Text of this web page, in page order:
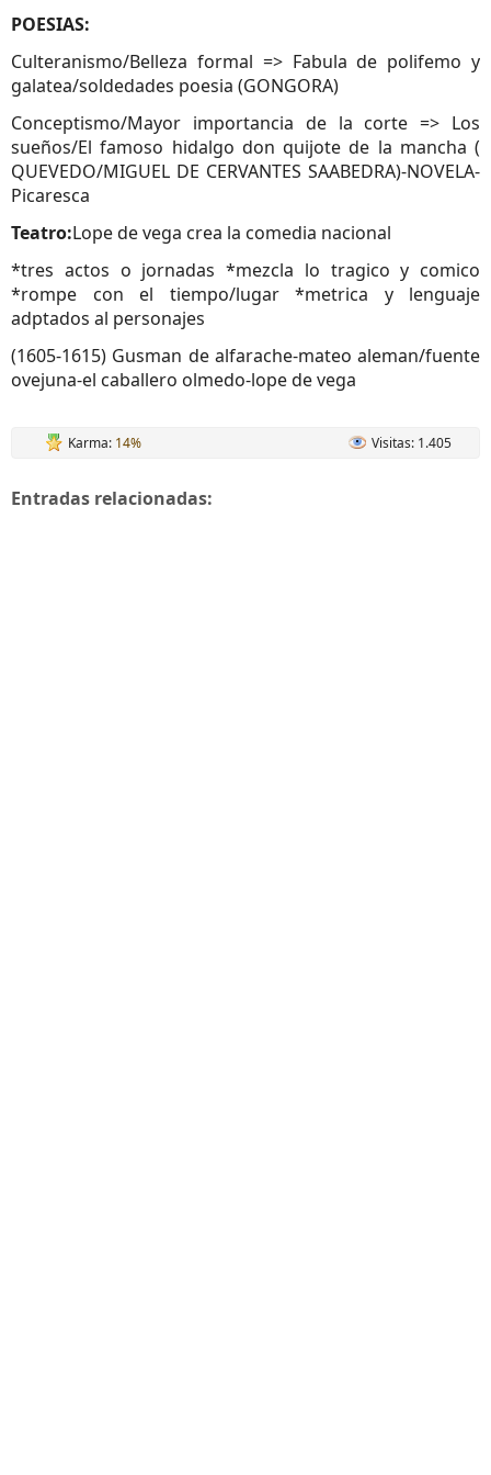
POESIAS:
Culteranismo/Belleza formal => Fabula de polifemo y
galatea/soldedades poesia (GONGORA)
Conceptismo/Mayor importancia de la corte => Los
sueños/El famoso hidalgo don quijote de la mancha (
QUEVEDO/MIGUEL DE CERVANTES SAABEDRA)-NOVELA-
Picaresca
Teatro:Lope de vega crea la comedia nacional
*tres actos o jornadas *mezcla lo tragico y comico
*rompe con el tiempo/lugar *metrica y lenguaje
adptados al personajes
(1605-1615) Gusman de alfarache-mateo aleman/fuente
ovejuna-el caballero olmedo-lope de vega
Karma: 14% Visitas: 1.405
Entradas relacionadas: